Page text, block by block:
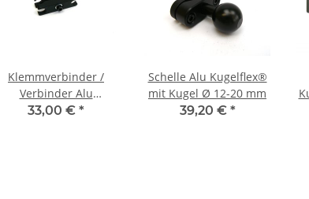
Klemmverbinder /
Verbinder Alu
Kugelflex®
33,00 € *
Schelle Alu Kugelflex®
mit Kugel Ø 12-20 mm
39,20 € *